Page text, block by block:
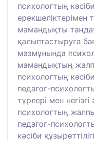
психологтың
ерекшеліктерімен
мамандықты
қалыптастыруға
мазмұнында
мамандықтың
психологтың
педагог-
түрлері мен негізгі
психологтың
педагог-
кәсіби